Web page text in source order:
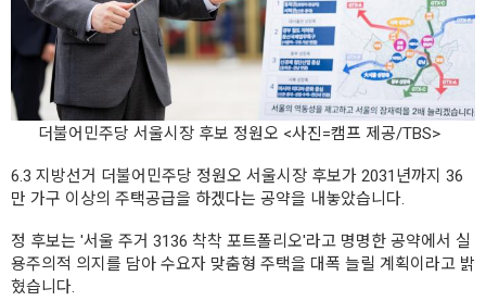
더불어민주당 서울시장 후보 정원오 <사진=캠프 제공/TBS>
6.3 지방선거 더불어민주당 정원오 서울시장 후보가 2031년까지 36
만 가구 이상의 주택공급을 하겠다는 공약을 내놓았습니다.
정 후보는 '서울 주거 3136 착착 포트폴리오'라고 명명한 공약에서 실
용주의적 의지를 담아 수요자 맞춤형 주택을 대폭 늘릴 계획이라고 밝
혔습니다.